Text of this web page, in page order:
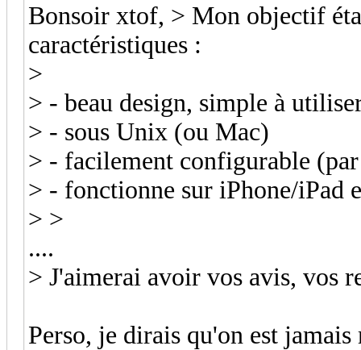
Bonsoir xtof, > Mon objectif
caractéristiques :
>
> - beau design, simple à
> - sous Unix (ou Mac)
> - facilement configurable
> - fonctionne sur iPhone/iPad
> >
....
> J'aimerai avoir vos avis, vos
Perso, je dirais qu'on est